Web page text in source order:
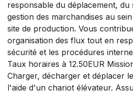
responsable du déplacement, du
gestion des marchandises au
site de production. Vous
organisation des flux tout en
sécurité et les procédures
Taux horaires à 12.50EUR
Charger, décharger et déplacer
l'aide d'un chariot élévateur.